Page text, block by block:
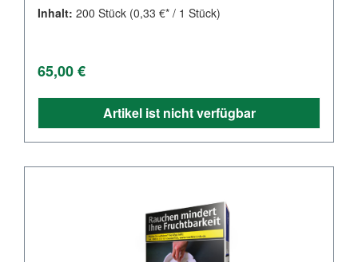
Inhalt: 200 Stück (0,33 €* / 1 Stück)
Regulärer Preis:
65,00 €
Artikel ist nicht verfügbar